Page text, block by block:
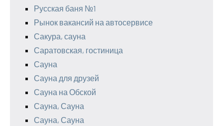
Русская баня №1
Рынок вакансий на автосервисе
Сакура, сауна
Саратовская, гостиница
Сауна
Сауна для друзей
Сауна на Обской
Сауна, Сауна
Сауна, Сауна